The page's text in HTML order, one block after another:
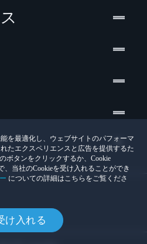
を最適化し、ウェブサイトのパフォーマ
たエクスペリエンスと広告を提供するた
ボタンをクリックするか、Cookie
、当社のCookieを受け入れることができ
についての詳細はこちらをご覧くださ
け入れる